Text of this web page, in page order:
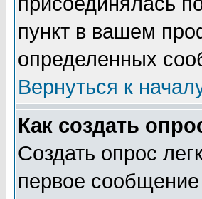
пункт в вашем
определенных
Вернуться к
Как создать
Создать опрос
первое сообщение